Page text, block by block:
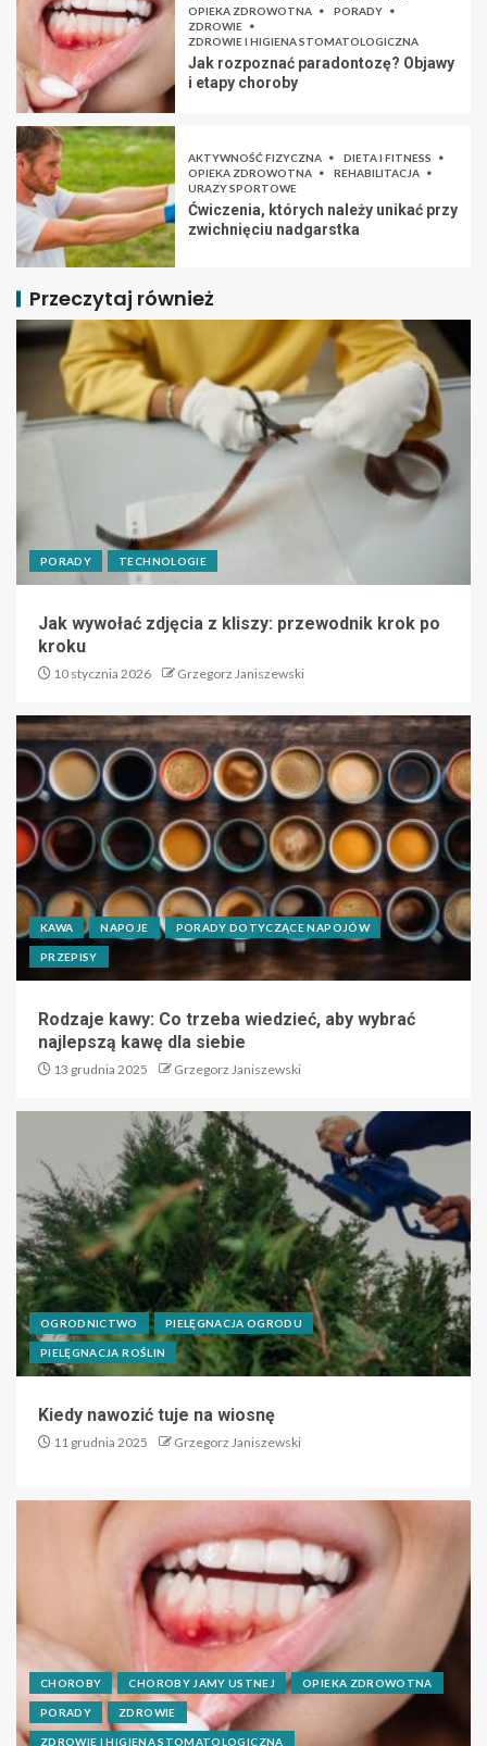
OPIEKA ZDROWOTNA
PORADY
ZDROWIE
ZDROWIE I HIGIENA STOMATOLOGICZNA
Jak rozpoznać paradontozę? Objawy
i etapy choroby
AKTYWNOŚĆ FIZYCZNA
DIETA I FITNESS
OPIEKA ZDROWOTNA
REHABILITACJA
URAZY SPORTOWE
Ćwiczenia, których należy unikać przy
zwichnięciu nadgarstka
Przeczytaj również
PORADY TECHNOLOGIE
Jak wywołać zdjęcia z kliszy: przewodnik krok po
kroku
10 stycznia 2026 Grzegorz Janiszewski
KAWA NAPOJE PORADY DOTYCZĄCE NAPOJÓW
PRZEPISY
Rodzaje kawy: Co trzeba wiedzieć, aby wybrać
najlepszą kawę dla siebie
13 grudnia 2025 Grzegorz Janiszewski
OGRODNICTWO PIELĘGNACJA OGRODU
PIELĘGNACJA ROŚLIN
Kiedy nawozić tuje na wiosnę
11 grudnia 2025 Grzegorz Janiszewski
CHOROBY CHOROBY JAMY USTNEJ OPIEKA ZDROWOTNA
PORADY ZDROWIE
ZDROWIE I HIGIENA STOMATOLOGICZNA